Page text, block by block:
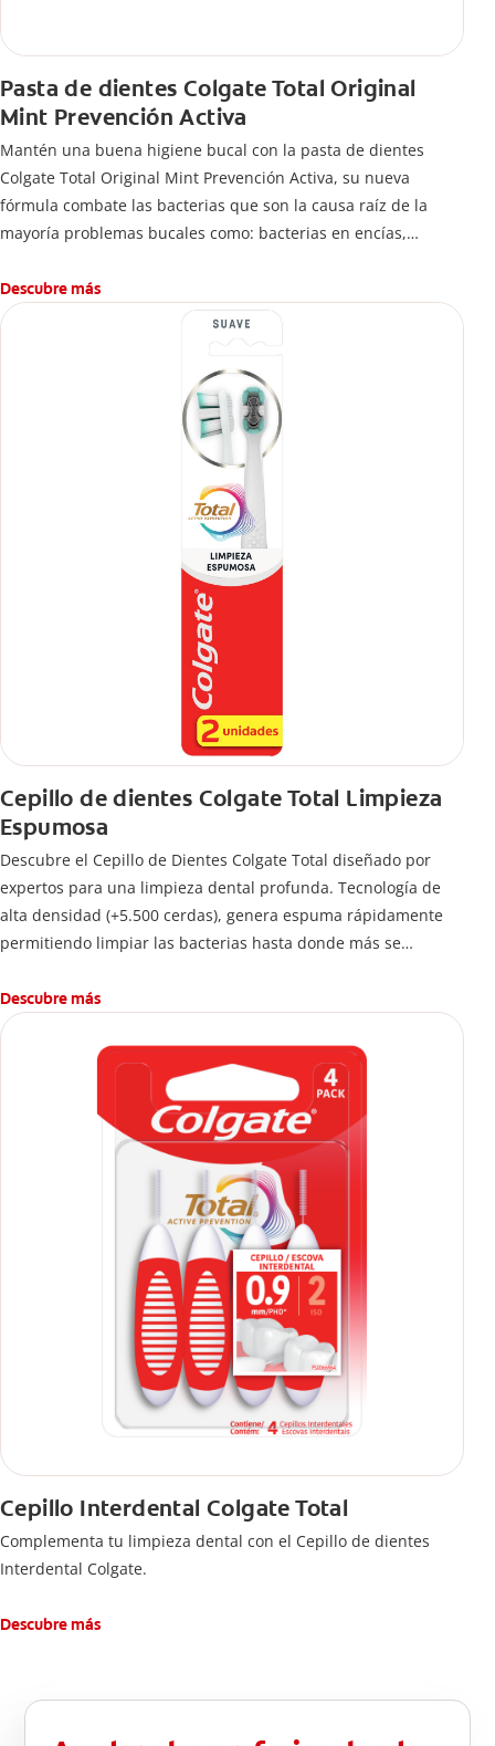
Pasta de dientes Colgate Total Original
Mint Prevención Activa
Mantén una buena higiene bucal con la pasta de dientes
Colgate Total Original Mint Prevención Activa, su nueva
fórmula combate las bacterias que son la causa raíz de la
mayoría problemas bucales como: bacterias en encías,
caries.
Descubre más
Cepillo de dientes Colgate Total Limpieza
Espumosa
Descubre el Cepillo de Dientes Colgate Total diseñado por
expertos para una limpieza dental profunda. Tecnología de
alta densidad (+5.500 cerdas), genera espuma rápidamente
permitiendo limpiar las bacterias hasta donde más se
Descubre más
Cepillo Interdental Colgate Total
Complementa tu limpieza dental con el Cepillo de dientes
Interdental Colgate.
Descubre más